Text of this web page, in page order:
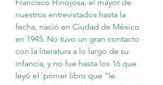
Francisco Hinojosa, el mayor de
nuestros entrevistados hasta la
fecha, nació en Ciudad de México
en 1945. No tuvo un gran contacto
con la literatura a lo largo de su
infancia, y no fue hasta los 16 que
leyó el `primer libro que "le